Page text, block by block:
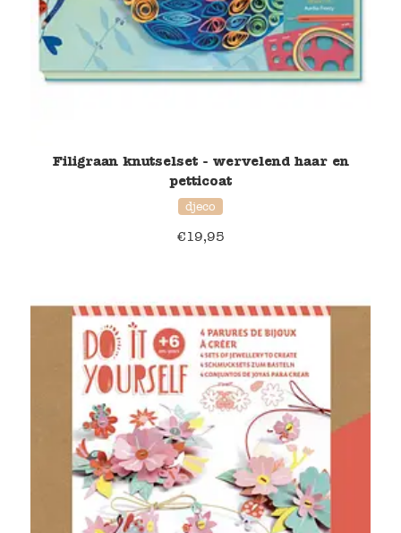
Filigraan knutselset - wervelend haar en
petticoat
djeco
€19,95